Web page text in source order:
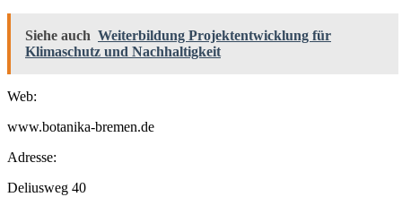
Siehe auch Weiterbildung Projektentwicklung für
Klimaschutz und Nachhaltigkeit
Web:
www.botanika-bremen.de
Adresse:
Deliusweg 40